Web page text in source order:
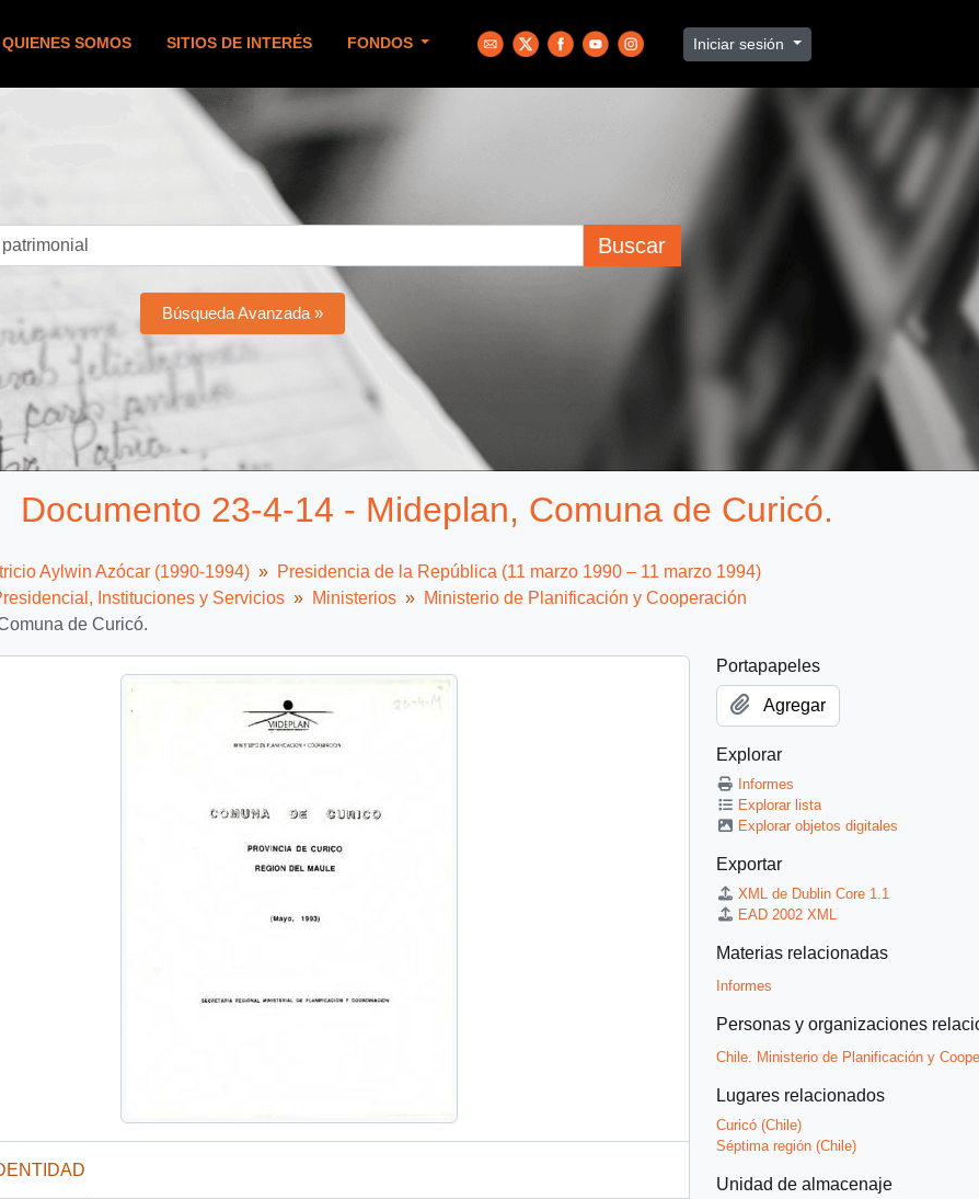
QUIENES SOMOS SITIOS DE INTERÉS FONDOS Iniciar sesión
Buscar
Búsqueda Avanzada »
Documento 23-4-14 - Mideplan, Comuna de Curicó.
Aylwin Azócar (1990-1994)
Presidencia de la República (11 marzo 1990 – 11 marzo 1994)
Instituciones y Servicios
Ministerios
Ministerio de Planificación y Cooperación
de Curicó.
Portapapeles
Agregar
Explorar
Informes
Explorar lista
Explorar objetos digitales
Exportar
XML de Dublin Core 1.1
EAD 2002 XML
Materias relacionadas
Informes
Personas y organizaciones
Chile. Ministerio de Planificación y
Lugares relacionados
Curicó (Chile)
Séptima región (Chile)
Unidad de almacenaje